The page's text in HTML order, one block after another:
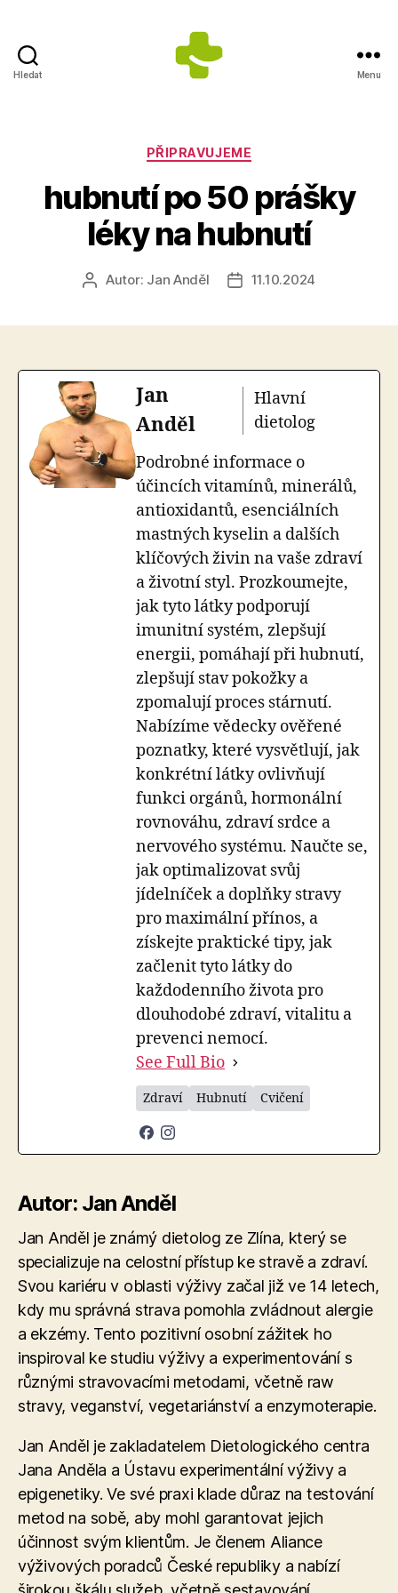
Hledat
s.r.o.
-
Výrobce
doplňků
stravy
Menu
Rubriky
PŘIPRAVUJEME
hubnutí po 50 prášky
léky na hubnutí
AutorAutor: Jan Anděl
Datum
11.10.2024
Jan
Anděl
Hlavní
dietolog
Podrobné informace o
účincích vitamínů, minerálů,
antioxidantů, esenciálních
mastných kyselin a dalších
klíčových živin na vaše zdraví
a životní styl. Prozkoumejte,
jak tyto látky podporují
imunitní systém, zlepšují
energii, pomáhají při hubnutí,
zlepšují stav pokožky a
zpomalují proces stárnutí.
Nabízíme vědecky ověřené
poznatky, které vysvětlují, jak
konkrétní látky ovlivňují
funkci orgánů, hormonální
rovnováhu, zdraví srdce a
nervového systému. Naučte se,
jak optimalizovat svůj
jídelníček a doplňky stravy
pro maximální přínos, a
získejte praktické tipy, jak
začlenit tyto látky do
každodenního života pro
dlouhodobé zdraví, vitalitu a
prevenci nemocí.
See Full Bio
Zdraví Hubnutí Cvičení
Autor: Jan Anděl
Jan Anděl je známý dietolog ze Zlína, který se
specializuje na celostní přístup ke stravě a zdraví.
Svou kariéru v oblasti výživy začal již ve 14 letech,
kdy mu správná strava pomohla zvládnout alergie
a ekzémy. Tento pozitivní osobní zážitek ho
inspiroval ke studiu výživy a experimentování s
různými stravovacími metodami, včetně raw
stravy, veganství, vegetariánství a enzymoterapie​.
Jan Anděl je zakladatelem Dietologického centra
Jana Anděla a Ústavu experimentální výživy a
epigenetiky. Ve své praxi klade důraz na testování
metod na sobě, aby mohl garantovat jejich
účinnost svým klientům. Je členem Aliance
výživových poradců České republiky a nabízí